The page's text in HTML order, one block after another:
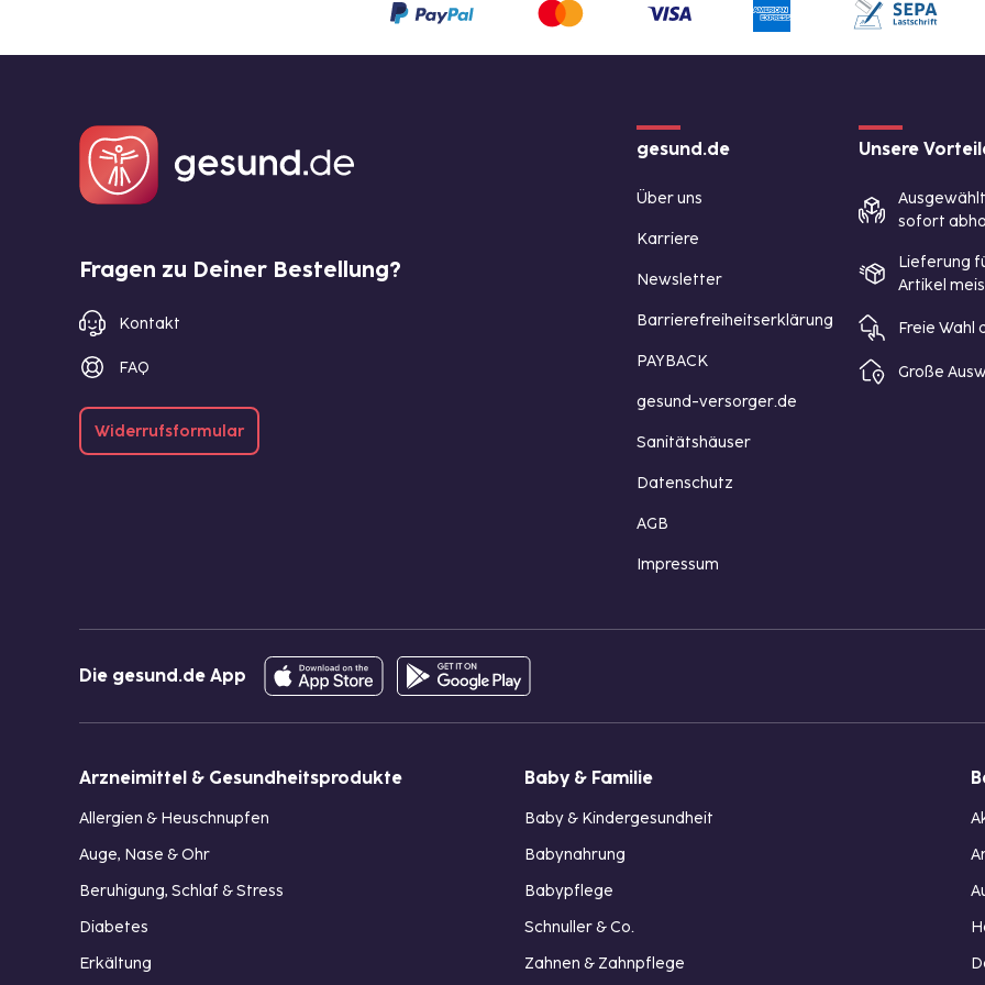
Fragen zu Deiner Bestellung?
Kontakt
FAQ
Widerrufsformular
gesund.de
Über uns
Karriere
Newsletter
Barrierefreiheitserklärung
PAYBACK
gesund-versorger.de
Sanitätshäuser
Datenschutz
AGB
Impressum
Unsere
sofort
Lieferung
Artikel
Freie Wahl
Große
Die gesund.de App
Arzneimittel & Gesundheitsprodukte
Allergien & Heuschnupfen
Auge, Nase & Ohr
Beruhigung, Schlaf & Stress
Diabetes
Erkältung
Baby & Familie
Baby & Kindergesundheit
Babynahrung
Babypflege
Schnuller & Co.
Zahnen & Zahnpflege